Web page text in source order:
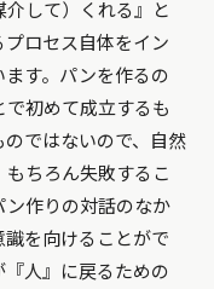
して）くれる』と
ロセス自体をイン
す。パンを作るの
初めて成立するも
ではないので、自然
ちろん失敗するこ
ン作りの対話のなか
を向けることがで
人』に戻るための